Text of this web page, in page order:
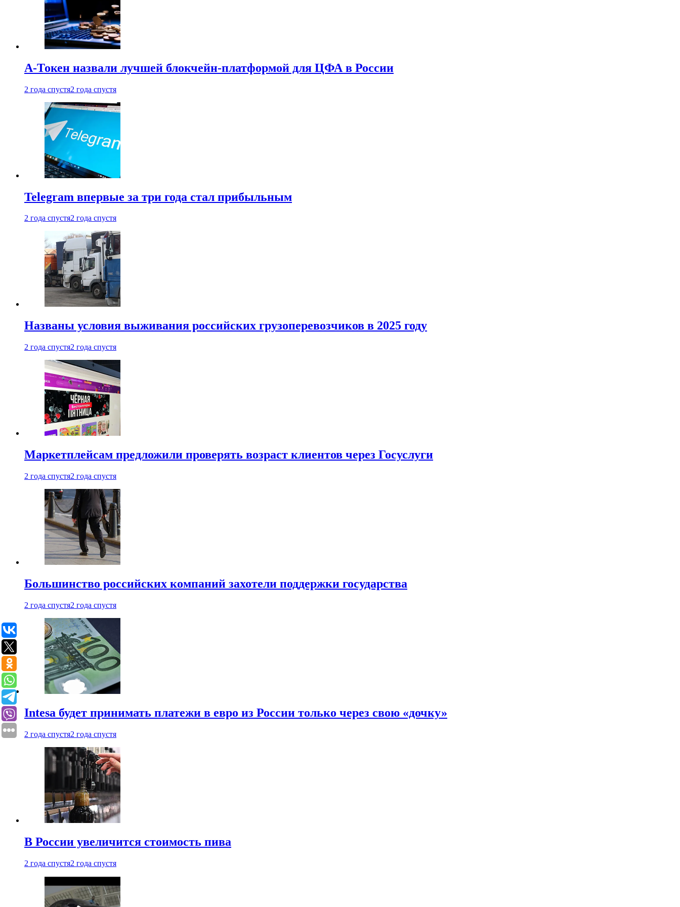
А-Токен назвали лучшей блокчейн-платформой для ЦФА в России
2 года спустя2 года спустя
Telegram впервые за три года стал прибыльным
2 года спустя2 года спустя
Названы условия выживания российских грузоперевозчиков в 2025 году
2 года спустя2 года спустя
Маркетплейсам предложили проверять возраст клиентов через Госуслуги
2 года спустя2 года спустя
Большинство российских компаний захотели поддержки государства
2 года спустя2 года спустя
Intesa будет принимать платежи в евро из России только через свою «дочку»
2 года спустя2 года спустя
В России увеличится стоимость пива
2 года спустя2 года спустя